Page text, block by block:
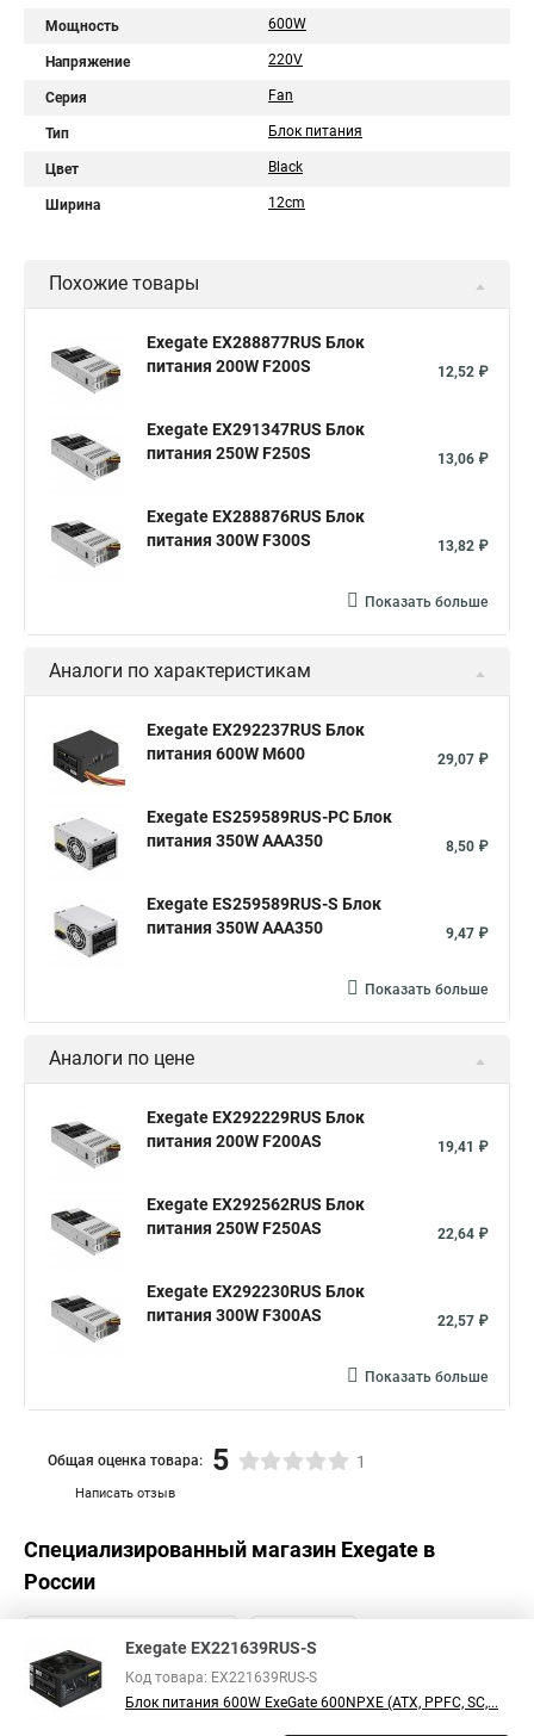
Мощность 600W
Напряжение 220V
Серия Fan
Тип Блок питания
Цвет Black
Ширина 12cm
Похожие товары
Exegate EX288877RUS Блок
питания 200W F200S
12,52 ₽
Exegate EX291347RUS Блок
питания 250W F250S
13,06 ₽
Exegate EX288876RUS Блок
питания 300W F300S
13,82 ₽
Показать больше
Аналоги по характеристикам
Exegate EX292237RUS Блок
питания 600W M600
29,07 ₽
Exegate ES259589RUS-PC Блок
питания 350W AAA350
8,50 ₽
Exegate ES259589RUS-S Блок
питания 350W AAA350
9,47 ₽
Показать больше
Аналоги по цене
Exegate EX292229RUS Блок
питания 200W F200AS
19,41 ₽
Exegate EX292562RUS Блок
питания 250W F250AS
22,64 ₽
Exegate EX292230RUS Блок
питания 300W F300AS
22,57 ₽
Показать больше
Написать отзыв
Общая оценка товара: 5 1
Специализированный магазин Exegate в
России
Exegate EX221639RUS-S
Код товара: EX221639RUS-S
Блок питания 600W ExeGate 600NPXE (ATX, PPFC, SC,...